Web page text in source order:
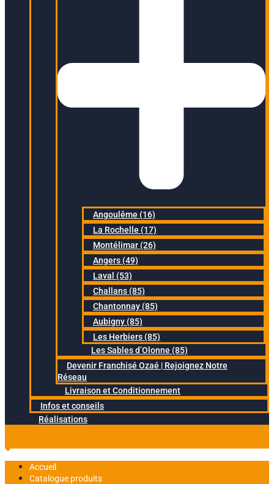
Angoulême (16)
La Rochelle (17)
Montélimar (26)
Angers (49)
Laval (53)
Challans (85)
Chantonnay (85)
Aubigny (85)
Les Herbiers (85)
Les Sables d’Olonne (85)
Devenir Franchisé Ozaé | Rejoignez Notre
Réseau
Livraison et Conditionnement
Infos et conseils
Réalisations
Accueil
Catalogue produits